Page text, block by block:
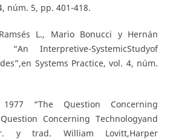
núm. 5, pp. 401-418.
L., Mario Bonucci y Hernán
Interpretive-SystemicStudyof
Systems Practice, vol. 4, núm.
“The Question Concerning
Concerning Technologyand
y trad. William Lovitt,Harper